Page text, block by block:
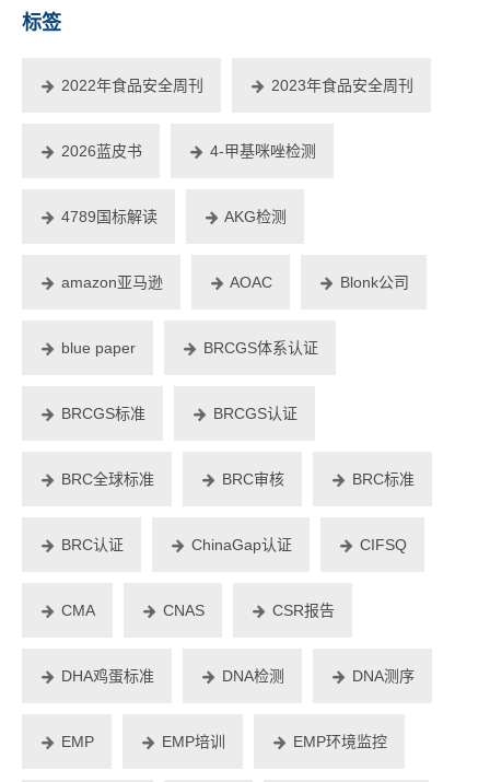
标签
2022年食品安全周刊 2023年食品安全周刊
2026蓝皮书 4-甲基咪唑检测
4789国标解读 AKG检测
amazon亚马逊 AOAC Blonk公司
blue paper BRCGS体系认证
BRCGS标准 BRCGS认证
BRC全球标准 BRC审核 BRC标准
BRC认证 ChinaGap认证 CIFSQ
CMA CNAS CSR报告
DHA鸡蛋标准 DNA检测 DNA测序
EMP EMP培训 EMP环境监控